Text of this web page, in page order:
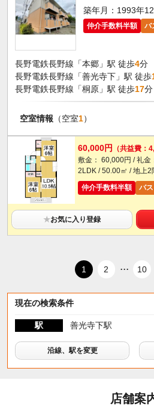
築年月：1993年
仲介手数料半額 バ
長野電鉄長野線「本郷」駅 徒歩4分
長野電鉄長野線「善光寺下」駅 徒歩
長野電鉄長野線「桐原」駅 徒歩17分
空室情報 （空室1）
60,000円
（共益費：
敷金： 60,000円 / 礼金
2LDK / 50.00㎡ / 地上2
仲介手数料半額
バ
★お気に入り登録
1 2 ... 10
現在の検索条件
駅 善光寺下駅
沿線、駅を変更
店舗案